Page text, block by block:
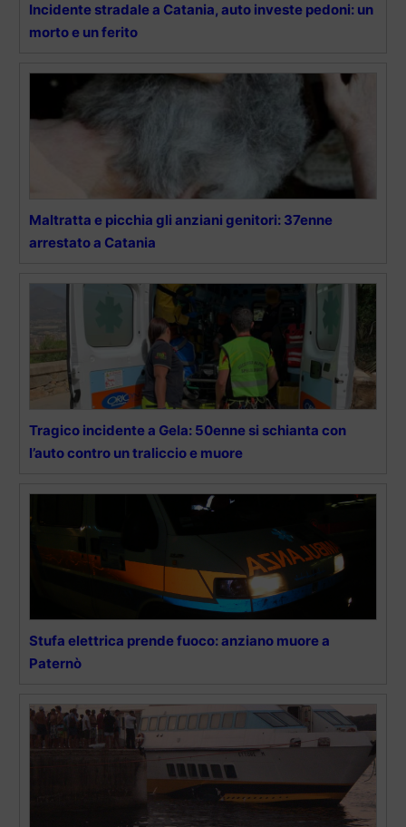
Incidente stradale a Catania, auto investe pedoni: un
morto e un ferito
Maltratta e picchia gli anziani genitori: 37enne
arrestato a Catania
Tragico incidente a Gela: 50enne si schianta con
l’auto contro un traliccio e muore
Stufa elettrica prende fuoco: anziano muore a
Paternò